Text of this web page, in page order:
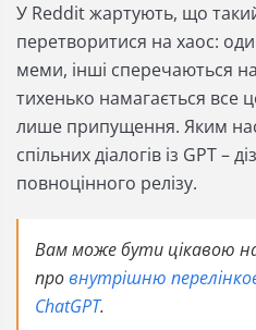
У Reddit жартують, що
перетворитися на хаос:
меми, інші сперечаються
тихенько намагається все
лише припущення. Яким
спільних діалогів із GPT –
повноцінного релізу.
Вам може бути цікавою
провнутрішню
ChatGPT.